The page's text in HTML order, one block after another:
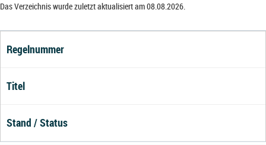
Das Verzeichnis wurde zuletzt aktualisiert am 08.08.2026.
Regelnummer
Titel
Stand / Status